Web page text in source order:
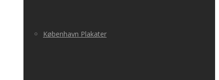
København Plakater